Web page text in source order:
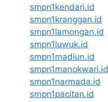
smpn1kendari.id
smpn1kranggan.id
smpn1lamongan.id
smpn1luwuk.id
smpn1madiun.id
smpn1manokwari.id
smpn1narmada.id
smpn1pacitan.id